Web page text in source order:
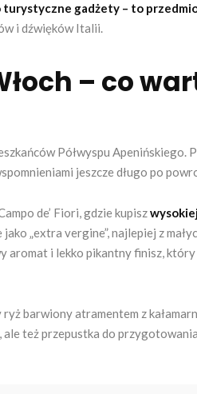
turystyczne gadżety – to
i dźwięków Italii.
– co
Półwyspu Apenińskiego.
jeszcze długo po
de’ Fiori, gdzie kupisz
„extra vergine”, najlepiej z
aromat i lekko pikantny finisz,
ryż barwiony atramentem z
też przepustka do